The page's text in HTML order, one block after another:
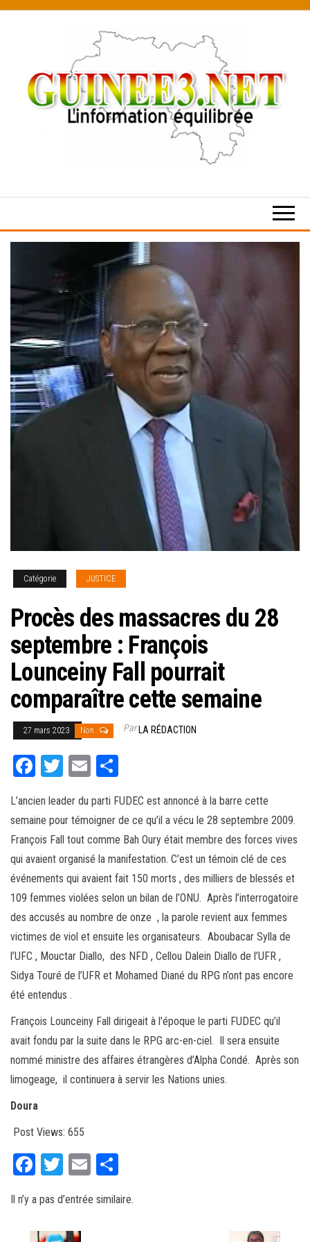
content
Catégorie JUSTICE
Procès des massacres du 28
septembre : François
Lounceiny Fall pourrait
comparaître cette semaine
27 mars 2023 Non ParLA RÉDACTION
Fa
bo
ok
T
tt
er
E
ail ag
er
L’ancien leader du parti FUDEC est annoncé à la barre cette
semaine pour témoigner de ce qu’il a vécu le 28 septembre 2009.
François Fall tout comme Bah Oury était membre des forces vives
qui avaient organisé la manifestation. C’est un témoin clé de ces
événements qui avaient fait 150 morts , des milliers de blessés et
109 femmes violées selon un bilan de l’ONU. Après l’interrogatoire
des accusés au nombre de onze , la parole revient aux femmes
victimes de viol et ensuite les organisateurs. Aboubacar Sylla de
l’UFC , Mouctar Diallo, des NFD , Cellou Dalein Diallo de l’UFR ,
Sidya Touré de l’UFR et Mohamed Diané du RPG n’ont pas encore
été entendus .
François Lounceiny Fall dirigeait à l’époque le parti FUDEC qu’il
avait fondu par la suite dans le RPG arc-en-ciel. Il sera ensuite
nommé ministre des affaires étrangères d’Alpha Condé. Après son
limogeage, il continuera à servir les Nations unies.
Doura
Post Views: 655
Fa
bo
ok
T
tt
er
E
ail ag
Il n’y a pas d’entrée similaire.